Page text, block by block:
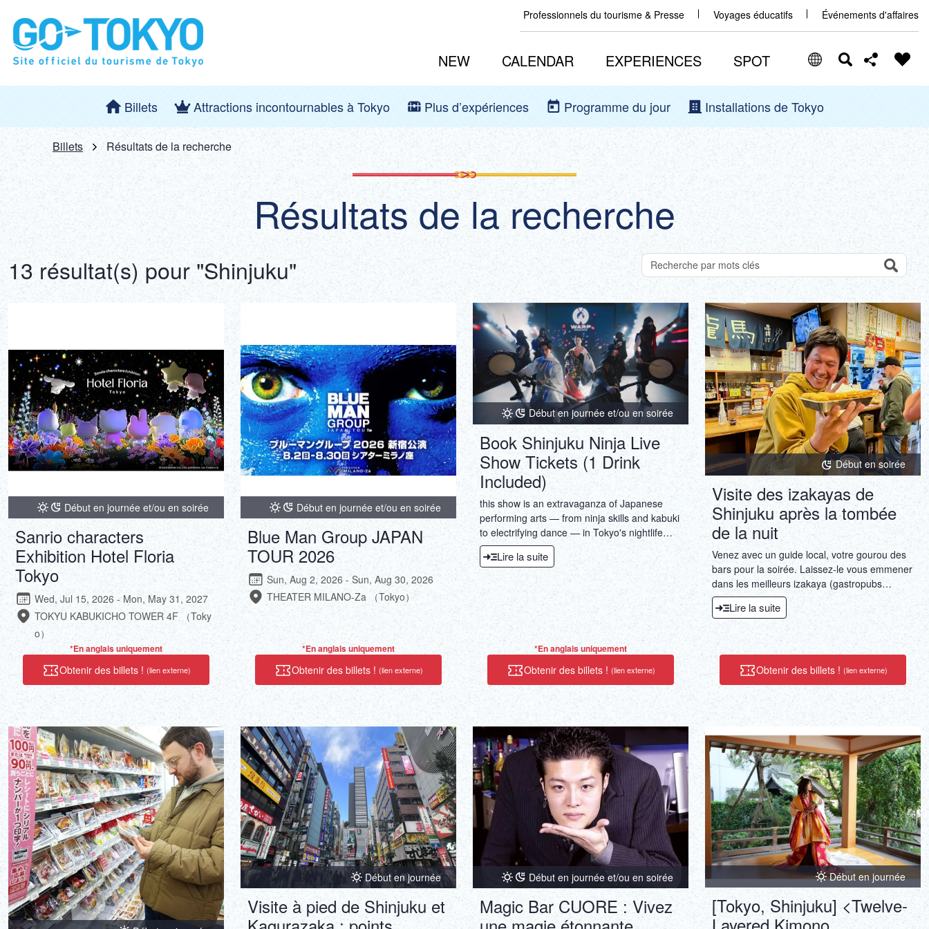
Professionnels du tourisme & Presse Voyages éducatifs Événements d'affaires
NEW CALENDAR EXPERIENCES SPOT
Select Language
ENGLISH
中文(简体)
中文(繁體/正體)
한글
ภาษาไทย
DEUTSCH
ITALIANO
ESPAÑOL
FRANÇAIS
Share this page
Facebook
X (Twitter)
Email
Copy URL
Billets Attractions incontournables à Tokyo Plus d’expériences Programme du jour Installations de Tokyo
Billets Résultats de la recherche
Résultats de la recherche
13 résultat(s) pour "Shinjuku" Search
Recherche des attractions par mots-clés
Début en journée et/ou en soirée
Sanrio characters
Exhibition Hotel Floria
Tokyo
Wed, Jul 15, 2026 - Mon, May 31, 2027
TOKYU KABUKICHO TOWER 4F （Toky
o）
*En anglais uniquement
Obtenir des billets ! (lien externe)
Début en journée et/ou en soirée
Blue Man Group JAPAN
TOUR 2026
Sun, Aug 2, 2026 - Sun, Aug 30, 2026
THEATER MILANO-Za （Tokyo）
*En anglais uniquement
Obtenir des billets ! (lien externe)
Début en journée et/ou en soirée
Book Shinjuku Ninja Live
Show Tickets (1 Drink
Included)
this show is an extravaganza of Japanese
performing arts — from ninja skills and kabuki
to electrifying dance — in Tokyo's nightlife
capital of Kabukicho.
Lire la suite
*En anglais uniquement
Obtenir des billets ! (lien externe)
Début en soirée
Visite des izakayas de
Shinjuku après la tombée
de la nuit
Venez avec un guide local, votre gourou des
bars pour la soirée. Laissez-le vous emmener
dans les meilleurs izakaya (gastropubs
japonais) où l'on sert les plats traditionnels
japonais les plus savoureux.
Lire la suite
Obtenir des billets ! (lien externe)
Début en journée
Visite à pied de Shinjuku et
Début en journée et/ou en soirée
Magic Bar CUORE : Vivez
Début en journée
[Tokyo, Shinjuku] <Twelve-